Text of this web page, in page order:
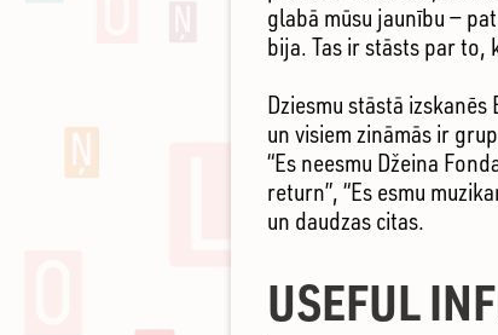
glabā mūsu jaunību —
bija. Tas ir stāsts par to,
Dziesmu stāstā
un visiem zināmās ir
“Es neesmu Džeina
return”, “Es esmu
un daudzas citas.
USEFUL